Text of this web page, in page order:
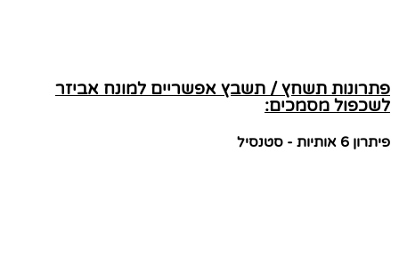
פתרונות תשחץ / תשבץ אפשריים למונח אביזר
לשכפול מסמכים:
פיתרון 6 אותיות - סטנסיל